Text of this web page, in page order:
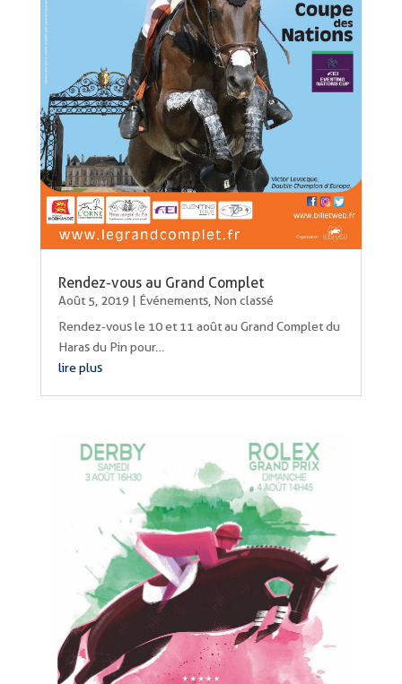
Rendez-vous au Grand Complet
Août 5, 2019 | Événements, Non classé
Rendez-vous le 10 et 11 août au Grand Complet du
Haras du Pin pour…
lire plus